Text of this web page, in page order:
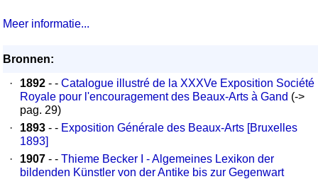
Meer informatie...
Bronnen:
·
1892 - - Catalogue illustré de la XXXVe Exposition Société
Royale pour l'encouragement des Beaux-Arts à Gand (->
pag. 29)
·
1893 - - Exposition Générale des Beaux-Arts [Bruxelles
1893]
·
1907 - - Thieme Becker I - Algemeines Lexikon der
bildenden Künstler von der Antike bis zur Gegenwart